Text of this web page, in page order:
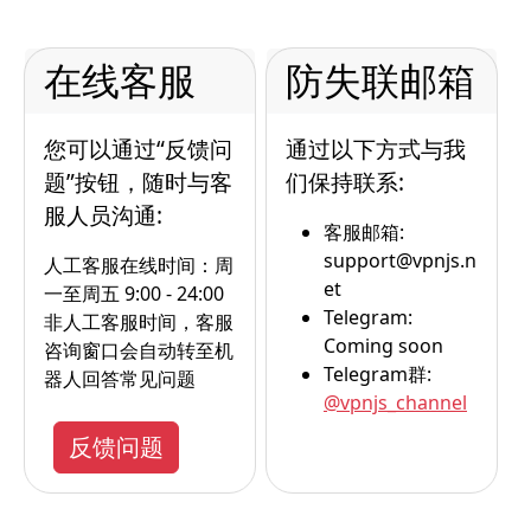
在线客服
您可以通过“反馈问
题”按钮，随时与客
服人员沟通:
人工客服在线时间：周
一至周五 9:00 - 24:00
非人工客服时间，客服
咨询窗口会自动转至机
器人回答常见问题
反馈问题
防失联邮箱
通过以下方式与我
们保持联系:
客服邮箱:
support@vpnjs.n
et
Telegram:
Coming soon
Telegram群:
@vpnjs_channel